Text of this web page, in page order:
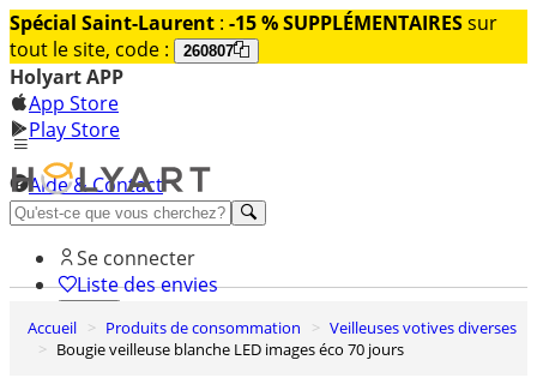
Spécial Saint-Laurent : -15 % SUPPLÉMENTAIRESsur
tout le site, code :
260807
Holyart APP
App Store
Play Store
Aide & Contact
Découvrez Premium
Se connecter
Liste des envies
0
Panier
Accueil Produits de consommation
Veilleuses votives diverses
Bougie veilleuse blanche LED images éco 70 jours